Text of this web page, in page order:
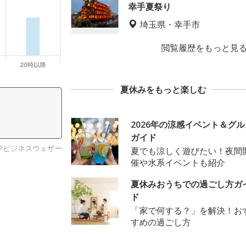
ジネスウェザー
幸手夏祭り
埼玉県・幸手市
閲覧履歴をもっと見る
夏休みをもっと楽しむ
2026年の涼感イベント＆グル
ガイド
夏でも涼しく遊びたい！夜間
催や水系イベントも紹介
夏休みおうちでの過ごし方ガ
ド
「家で何する？」を解決！お
すめの過ごし方